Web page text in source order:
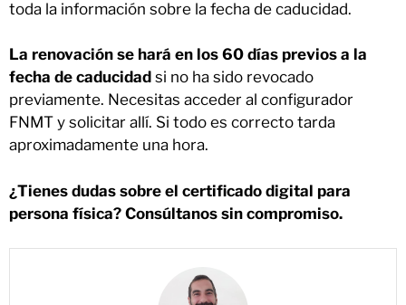
toda la información sobre la fecha de caducidad.
La renovación se hará en los 60 días previos a la
fecha de caducidad si no ha sido revocado
previamente. Necesitas acceder al configurador
FNMT y solicitar allí. Si todo es correcto tarda
aproximadamente una hora.
¿Tienes dudas sobre el certificado digital para
persona física? Consúltanos sin compromiso.